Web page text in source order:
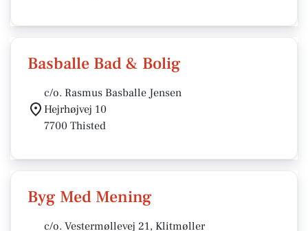
Basballe Bad & Bolig
c/o. Rasmus Basballe Jensen
Hejrhøjvej 10
7700 Thisted
Byg Med Mening
c/o. Vestermøllevej 21, Klitmøller